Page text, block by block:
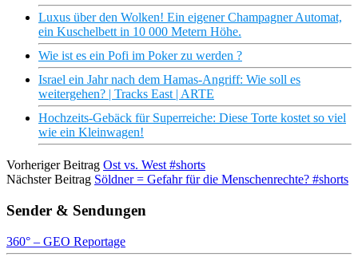
Luxus über den Wolken! Ein eigener Champagner Automat,
ein Kuschelbett in 10 000 Metern Höhe.
Wie ist es ein Pofi im Poker zu werden ?
Israel ein Jahr nach dem Hamas-Angriff: Wie soll es
weitergehen? | Tracks East | ARTE
Hochzeits-Gebäck für Superreiche: Diese Torte kostet so viel
wie ein Kleinwagen!
Vorheriger Beitrag Ost vs. West #shorts
Nächster Beitrag Söldner = Gefahr für die Menschenrechte? #shorts
Sender & Sendungen
360° – GEO Reportage